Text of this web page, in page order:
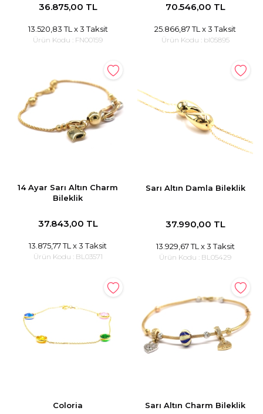
36.875,00 TL
13.520,83 TL x 3 Taksit
Ürün Kodu : FN00159
70.546,00 TL
25.866,87 TL x 3 Taksit
Ürün Kodu : bl05895
14 Ayar Sarı Altın Charm
Bileklik
37.843,00 TL
13.875,77 TLx 3 Taksit
Ürün Kodu : BL03571
Sarı Altın Damla Bileklik
37.990,00 TL
13.929,67 TL x 3 Taksit
Ürün Kodu : BL05429
Coloria Sarı Altın Charm Bileklik